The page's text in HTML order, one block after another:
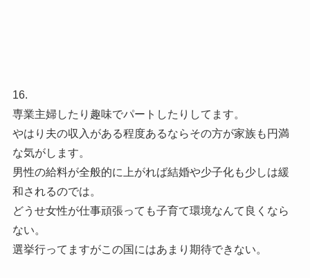
16.
専業主婦したり趣味でパートしたりしてます。
やはり夫の収入がある程度あるならその方が家族も円満
な気がします。
男性の給料が全般的に上がれば結婚や少子化も少しは緩
和されるのでは。
どうせ女性が仕事頑張っても子育て環境なんて良くなら
ない。
選挙行ってますがこの国にはあまり期待できない。